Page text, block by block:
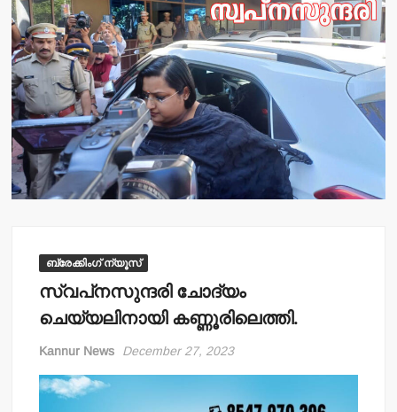
ബ്രേക്കിംഗ് ന്യൂസ്
സ്വപ്‌നസുന്ദരി ചോദ്യം
ചെയ്യലിനായി കണ്ണൂരിലെത്തി.
Kannur News December 27, 2023